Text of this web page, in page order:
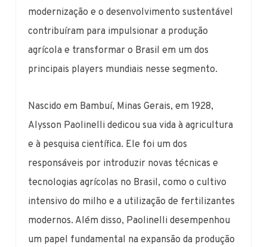
modernização e o desenvolvimento sustentável
contribuíram para impulsionar a produção
agrícola e transformar o Brasil em um dos
principais players mundiais nesse segmento.
Nascido em Bambuí, Minas Gerais, em 1928,
Alysson Paolinelli dedicou sua vida à agricultura
e à pesquisa científica. Ele foi um dos
responsáveis por introduzir novas técnicas e
tecnologias agrícolas no Brasil, como o cultivo
intensivo do milho e a utilização de fertilizantes
modernos. Além disso, Paolinelli desempenhou
um papel fundamental na expansão da produção